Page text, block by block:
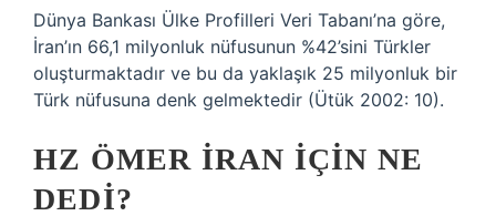
Dünya Bankası Ülke Profilleri Veri Tabanı’na göre,
İran’ın 66,1 milyonluk nüfusunun %42’sini Türkler
oluşturmaktadır ve bu da yaklaşık 25 milyonluk bir
Türk nüfusuna denk gelmektedir (Ütük 2002: 10).
HZ ÖMER İRAN IÇIN NE
DEDI?